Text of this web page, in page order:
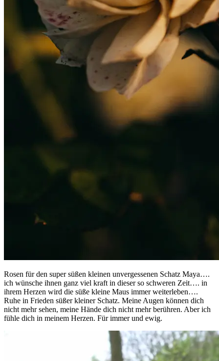
Rosen für den super süßen kleinen unvergessenen Schatz Maya….
ich wünsche ihnen ganz viel kraft in dieser so schweren Zeit…. in
ihrem Herzen wird die süße kleine Maus immer weiterleben….
Ruhe in Frieden süßer kleiner Schatz. Meine Augen können dich
nicht mehr sehen, meine Hände dich nicht mehr berühren. Aber ich
fühle dich in meinem Herzen. Für immer und ewig.